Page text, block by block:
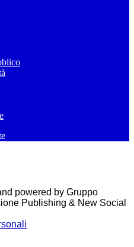
powered by Gruppo
Publishing & New Social